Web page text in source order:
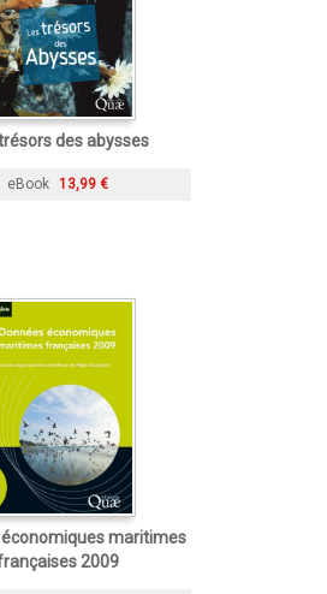
des abysses
eBook 13,99 €
économiques maritimes
2009